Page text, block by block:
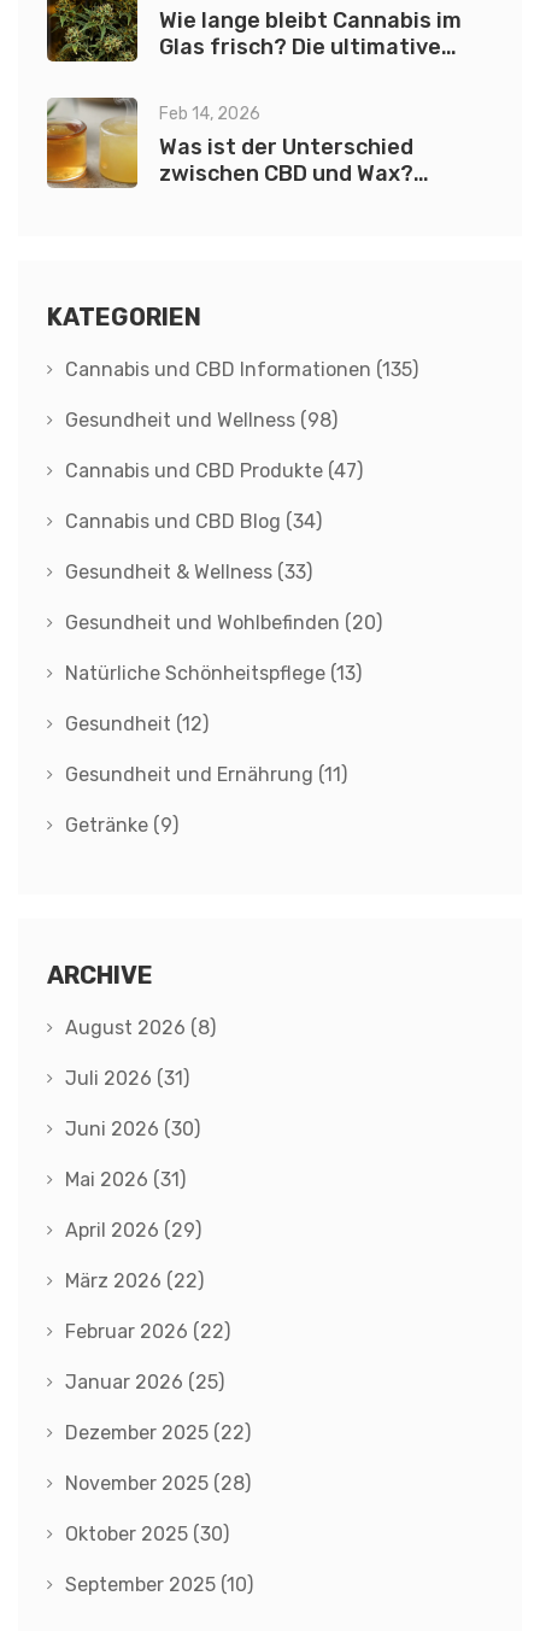
Wie lange bleibt Cannabis im
Glas frisch? Die ultimative
Feb 14, 2026
Was ist der Unterschied
zwischen CBD und Wax?
KATEGORIEN
Cannabis und CBD Informationen (135)
Gesundheit und Wellness (98)
Cannabis und CBD Produkte (47)
Cannabis und CBD Blog (34)
Gesundheit & Wellness (33)
Gesundheit und Wohlbefinden (20)
Natürliche Schönheitspflege (13)
Gesundheit (12)
Gesundheit und Ernährung (11)
Getränke (9)
ARCHIVE
August 2026 (8)
Juli 2026 (31)
Juni 2026 (30)
Mai 2026 (31)
April 2026 (29)
März 2026 (22)
Februar 2026 (22)
Januar 2026 (25)
Dezember 2025 (22)
November 2025 (28)
Oktober 2025 (30)
September 2025 (10)